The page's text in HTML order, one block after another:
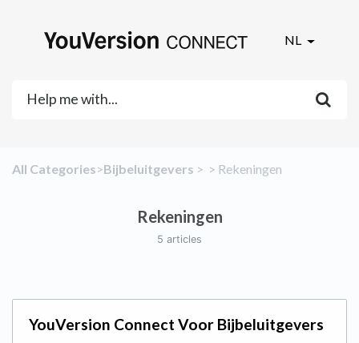
NL
All Categories​>​​Bijbeluitgevers ​ > ​ ​ > ​ ​Rekeningen
Rekeningen
5 articles
YouVersion Connect Voor Bijbeluitgevers